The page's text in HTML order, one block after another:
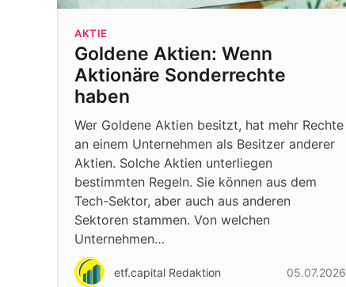
AKTIE
Goldene Aktien: Wenn
Aktionäre Sonderrechte
haben
Wer Goldene Aktien besitzt, hat mehr Rechte
an einem Unternehmen als Besitzer anderer
Aktien. Solche Aktien unterliegen
bestimmten Regeln. Sie können aus dem
Tech-Sektor, aber auch aus anderen
Sektoren stammen. Von welchen
Unternehmen…
etf.capital Redaktion 05.07.2026